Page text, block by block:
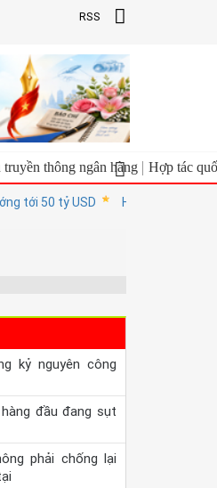
RSS
thông ngân hàng Hợp tác
50 tỷ USD Hiệu trưởng, hiệu
kỷ nguyên công
đầu đang sụt
phải chống lại